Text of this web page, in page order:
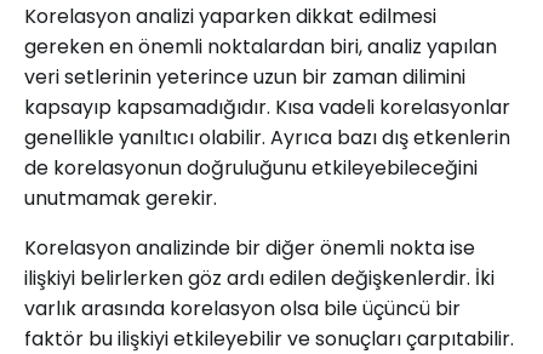
Korelasyon analizi yaparken dikkat edilmesi
gereken en önemli noktalardan biri, analiz yapılan
veri setlerinin yeterince uzun bir zaman dilimini
kapsayıp kapsamadığıdır. Kısa vadeli korelasyonlar
genellikle yanıltıcı olabilir. Ayrıca bazı dış etkenlerin
de korelasyonun doğruluğunu etkileyebileceğini
unutmamak gerekir.
Korelasyon analizinde bir diğer önemli nokta ise
ilişkiyi belirlerken göz ardı edilen değişkenlerdir. İki
varlık arasında korelasyon olsa bile üçüncü bir
faktör bu ilişkiyi etkileyebilir ve sonuçları çarpıtabilir.